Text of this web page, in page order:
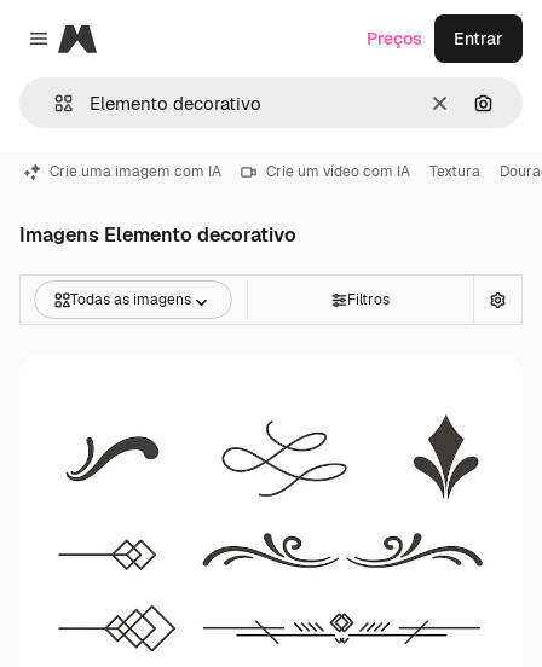
Close menu
Magnific
Limpar
Preços Entrar
Crie uma imagem com IA Crie um vídeo com IA Textura
Imagens Elemento decorativo
Todas as imagens Filtros